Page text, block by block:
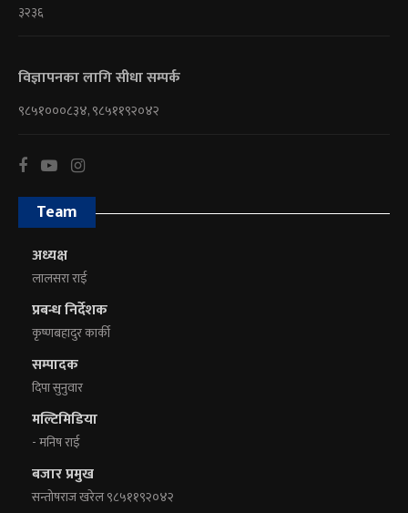
३२३६
विज्ञापनका लागि सीधा सम्पर्क
९८५१०००८३४, ९८५११९२०४२
Team
अध्यक्ष
लालसरा राई
प्रबन्ध निर्देशक
कृष्णबहादुर कार्की
सम्पादक
दिपा सुनुवार
मल्टिमिडिया
- मनिष राई
बजार प्रमुख
सन्तोषराज खरेल ९८५११९२०४२